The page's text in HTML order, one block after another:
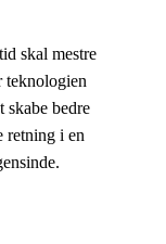
skal mestre
teknologien
skabe bedre
retning i en